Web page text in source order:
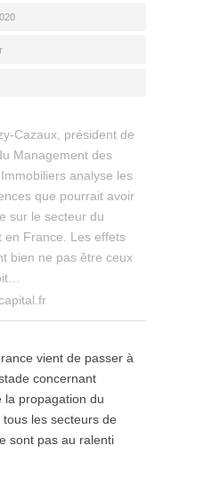
Cazaux, président de
Management des
analyse les
que pourrait avoir
sur le secteur du
en France. Les effets
bien ne pas être ceux
vient de passer à
concernant
la propagation du
les secteurs de
sont pas au ralenti